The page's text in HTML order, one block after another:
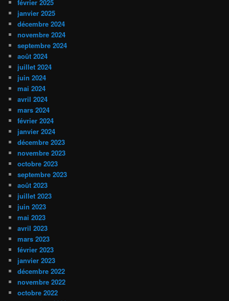
février 2025
janvier 2025
décembre 2024
novembre 2024
septembre 2024
août 2024
juillet 2024
juin 2024
mai 2024
avril 2024
mars 2024
février 2024
janvier 2024
décembre 2023
novembre 2023
octobre 2023
septembre 2023
août 2023
juillet 2023
juin 2023
mai 2023
avril 2023
mars 2023
février 2023
janvier 2023
décembre 2022
novembre 2022
octobre 2022